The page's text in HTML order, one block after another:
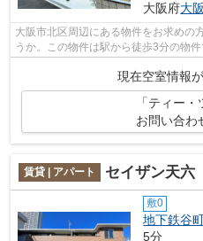
大阪府大
大阪市北区周辺にある物件をお求めの
うか。この物件は駅から徒歩3分の物
現在空室情報
「ティー
お問い合わ
賃貸 | アパート セイザン天六
敷0
地下鉄谷
5分